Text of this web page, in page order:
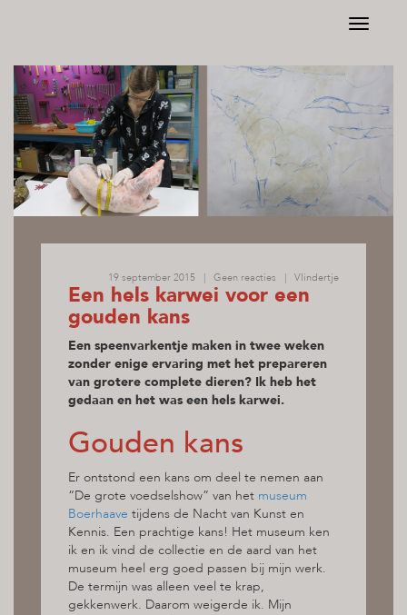
Toggle
19 september 2015 | Geen reacties | Vlindertje
Een hels karwei voor een
gouden kans
Een speenvarkentje maken in twee weken
zonder enige ervaring met het prepareren
van grotere complete dieren? Ik heb het
gedaan en het was een hels karwei.
Gouden kans
Er ontstond een kans om deel te nemen aan
“De grote voedselshow” van het museum
Boerhaave tijdens de Nacht van Kunst en
Kennis. Een prachtige kans! Het museum ken
ik en ik vind de collectie en de aard van het
museum heel erg goed passen bij mijn werk.
De termijn was alleen veel te krap,
gekkenwerk. Daarom weigerde ik. Mijn